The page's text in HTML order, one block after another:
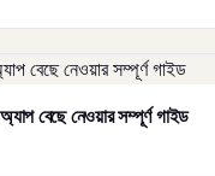
বেছে নেওয়ার সম্পূর্ণ গাইড